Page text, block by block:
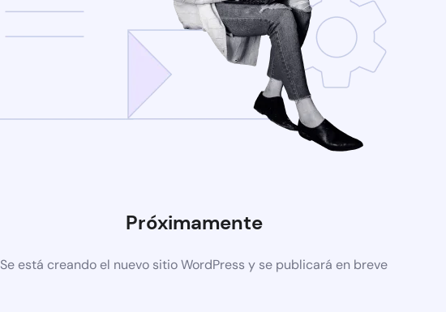
Próximamente
Se está creando el nuevo sitio WordPress y se publicará en breve